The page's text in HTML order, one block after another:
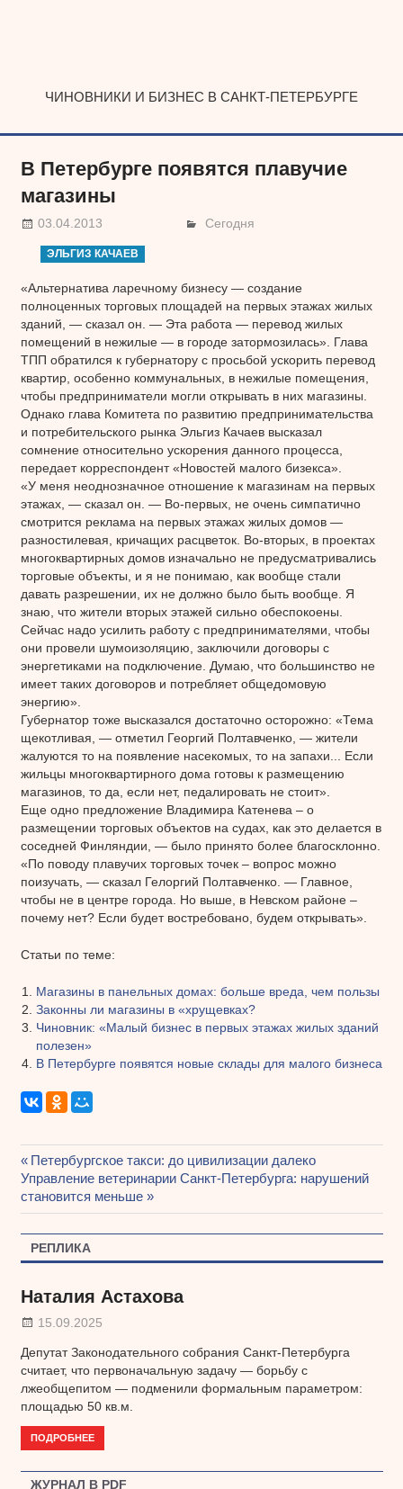
ЧИНОВНИКИ И БИЗНЕС В САНКТ-ПЕТЕРБУРГЕ
В Петербурге появятся плавучие
магазины
03.04.2013 Сегодня
ЭЛЬГИЗ КАЧАЕВ
«Альтернатива ларечному бизнесу — создание
полноценных торговых площадей на первых этажах жилых
зданий, — сказал он. — Эта работа — перевод жилых
помещений в нежилые — в городе затормозилась». Глава
ТПП обратился к губернатору с просьбой ускорить перевод
квартир, особенно коммунальных, в нежилые помещения,
чтобы предприниматели могли открывать в них магазины.
Однако глава Комитета по развитию предпринимательства
и потребительского рынка Эльгиз Качаев высказал
сомнение относительно ускорения данного процесса,
передает корреспондент «Новостей малого бизекса».
«У меня неоднозначное отношение к магазинам на первых
этажах, — сказал он. — Во-первых, не очень симпатично
смотрится реклама на первых этажах жилых домов —
разностилевая, кричащих расцветок. Во-вторых, в проектах
многоквартирных домов изначально не предусматривались
торговые объекты, и я не понимаю, как вообще стали
давать разрешении, их не должно было быть вообще. Я
знаю, что жители вторых этажей сильно обеспокоены.
Сейчас надо усилить работу с предпринимателями, чтобы
они провели шумоизоляцию, заключили договоры с
энергетиками на подключение. Думаю, что большинство не
имеет таких договоров и потребляет общедомовую
энергию».
Губернатор тоже высказался достаточно осторожно: «Тема
щекотливая, — отметил Георгий Полтавченко, — жители
жалуются то на появление насекомых, то на запахи... Если
жильцы многоквартирного дома готовы к размещению
магазинов, то да, если нет, педалировать не стоит».
Еще одно предложение Владимира Катенева – о
размещении торговых объектов на судах, как это делается в
соседней Финляндии, — было принято более благосклонно.
«По поводу плавучих торговых точек – вопрос можно
поизучать, — сказал Гелоргий Полтавченко. — Главное,
чтобы не в центре города. Но выше, в Невском районе –
почему нет? Если будет востребовано, будем открывать».
Статьи по теме:
Магазины в панельных домах: больше вреда, чем пользы
Законны ли магазины в «хрущевках?
Чиновник: «Малый бизнес в первых этажах жилых зданий
полезен»
В Петербурге появятся новые склады для малого бизнеса
Навигация
по
записям
Предыдущая
запись:
Петербургское такси: до цивилизации далеко
Следующая
запись:
Управление ветеринарии Санкт-Петербурга: нарушений
становится меньше
РЕПЛИКА
Наталия Астахова
15.09.2025
Депутат Законодательного собрания Санкт-Петербурга
считает, что первоначальную задачу — борьбу с
лжеобщепитом — подменили формальным параметром:
площадью 50 кв.м.
ПОДРОБНЕЕ
ЖУРНАЛ В PDF